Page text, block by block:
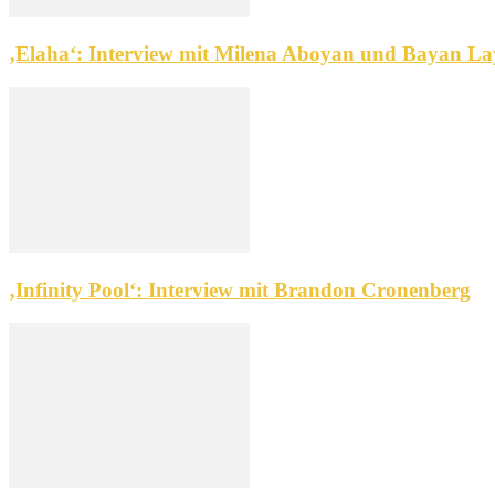
‚Elaha‘: Interview mit Milena Aboyan und Bayan
‚Infinity Pool‘: Interview mit Brandon Cronenberg